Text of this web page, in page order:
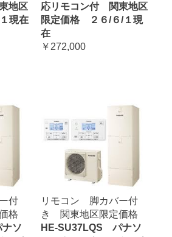
地区
現在
応リモコン付 関東地区
限定価格 ２６/６/１現
在
￥272,000
付
格
ソ
リモコン 脚カバー付
き 関東地区限定価格
HE-SU37LQS パナソ